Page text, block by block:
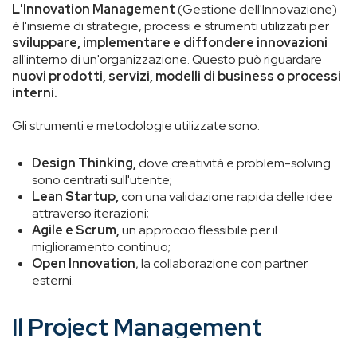
L'Innovation Management(Gestione dell'Innovazione)
è l'insieme di strategie, processi e strumenti utilizzati per
sviluppare, implementare e diffondere innovazioni
all'interno di un'organizzazione. Questo può riguardare
nuovi prodotti, servizi, modelli di business o processi
interni.
Gli strumenti e metodologie utilizzate sono:
Design Thinking, dove creatività e problem-solving
sono centrati sull'utente;
Lean Startup,con una validazione rapida delle idee
attraverso iterazioni;
Agile e Scrum,un approccio flessibile per il
miglioramento continuo;
Open Innovation, la collaborazione con partner
esterni.
Il Project Management